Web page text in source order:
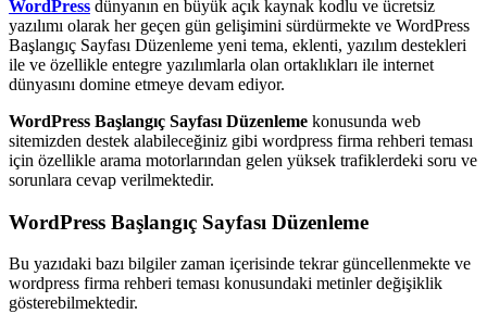
WordPress dünyanın en büyük açık kaynak kodlu ve ücretsiz
yazılımı olarak her geçen gün gelişimini sürdürmekte ve WordPress
Başlangıç Sayfası Düzenleme yeni tema, eklenti, yazılım destekleri
ile ve özellikle entegre yazılımlarla olan ortaklıkları ile internet
dünyasını domine etmeye devam ediyor.
WordPress Başlangıç Sayfası Düzenleme konusunda web
sitemizden destek alabileceğiniz gibi wordpress firma rehberi teması
için özellikle arama motorlarından gelen yüksek trafiklerdeki soru ve
sorunlara cevap verilmektedir.
WordPress Başlangıç Sayfası Düzenleme
Bu yazıdaki bazı bilgiler zaman içerisinde tekrar güncellenmekte ve
wordpress firma rehberi teması konusundaki metinler değişiklik
gösterebilmektedir.